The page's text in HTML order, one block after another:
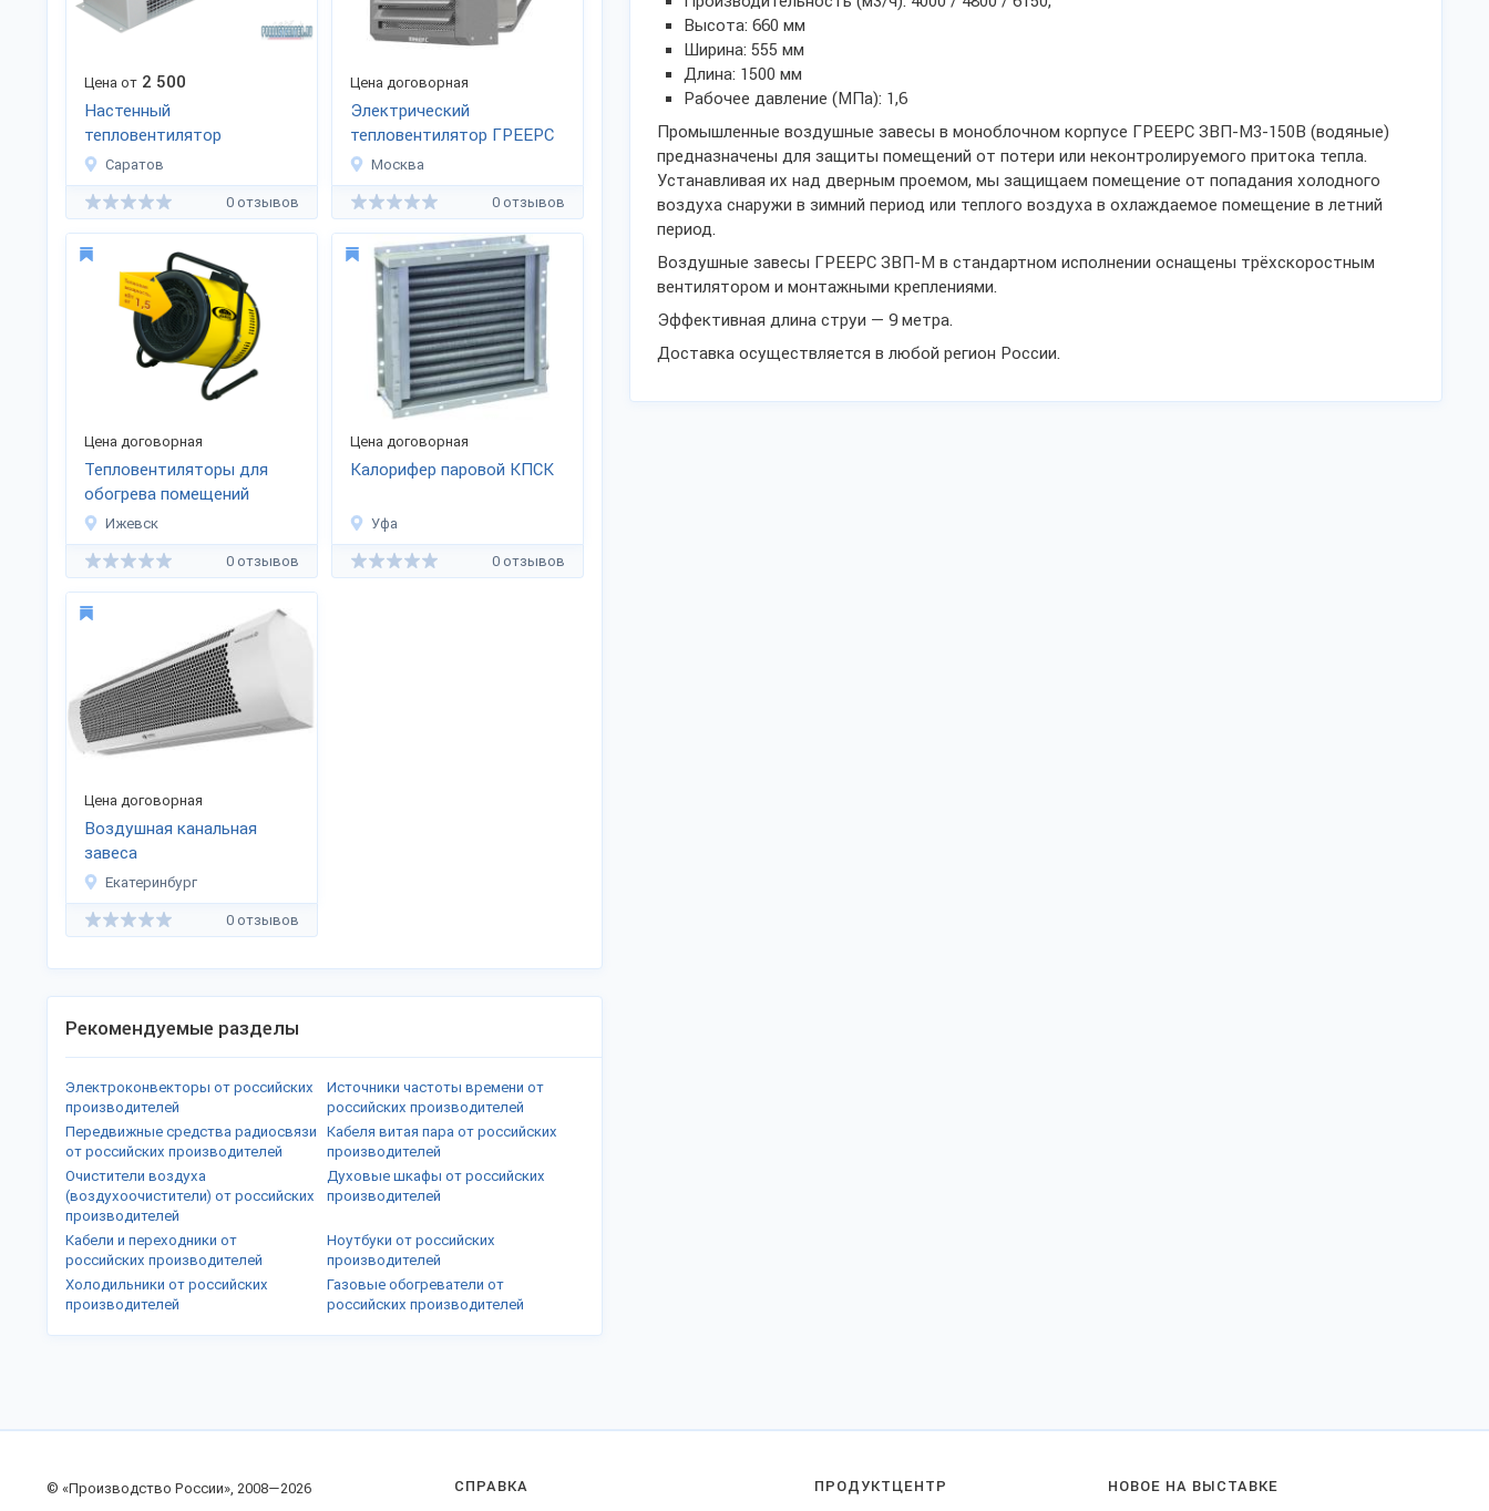
Высота: 660 мм
Ширина: 555 мм
Длина: 1500 мм
Рабочее давление (МПа): 1,6
Промышленные воздушные завесы в моноблочном корпусе ГРЕЕРС ЗВП-М3-150В (водяные)
предназначены для защиты помещений от потери или неконтролируемого притока тепла.
Устанавливая их над дверным проемом, мы защищаем помещение от попадания холодного
воздуха снаружи в зимний период или теплого воздуха в охлаждаемое помещение в летний
период.
Воздушные завесы ГРЕЕРС ЗВП-М в стандартном исполнении оснащены трёхскоростным
вентилятором и монтажными креплениями.
Эффективная длина струи — 9 метра.
Доставка осуществляется в любой регион России.
Цена от 2 500
Настенный
тепловентилятор
(тепловая завеса)
Саратов
0 отзывов
Цена договорная
Электрический
тепловентилятор ГРЕЕРС
ЕС-21Москва
0 отзывов
Цена договорная
Тепловентиляторы для
обогрева помещений
Ижевск
0 отзывов
Цена договорная
Калорифер паровой КПСК
Уфа
0 отзывов
Цена договорная
Воздушная канальная
завеса
Екатеринбург
0 отзывов
Рекомендуемые разделы
Электроконвекторы от российских
производителей
Источники частоты времени от
российских производителей
Передвижные средства радиосвязи
от российских производителей
Кабеля витая пара от российских
производителей
Очистители воздуха
(воздухоочистители) от российских
производителей
Духовые шкафы от российских
производителей
Кабели и переходники от
российских производителей
Ноутбуки от российских
производителей
Холодильники от российских
производителей
Газовые обогреватели от
российских производителей
© «Производство России», 2008—2026 СПРАВКА ПРОДУКТЦЕНТР НОВОЕ НА ВЫСТАВКЕ